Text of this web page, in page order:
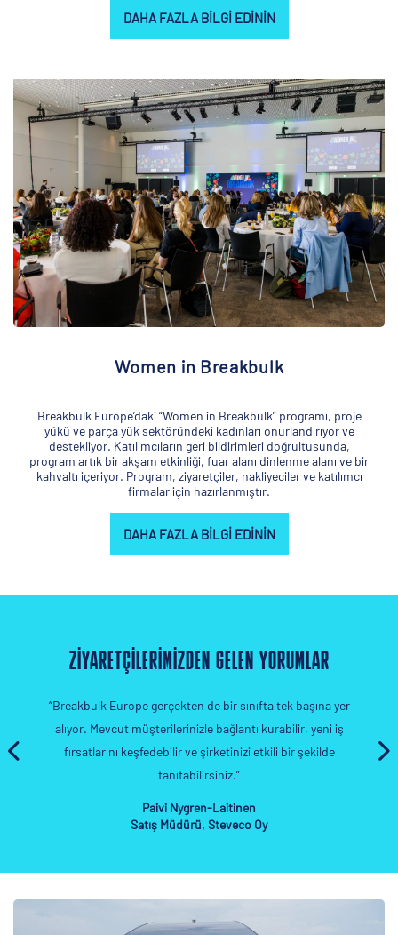
DAHA FAZLA BILGI EDININ
Women in Breakbulk
Breakbulk Europe’daki “Women in Breakbulk” programı, proje
yükü ve parça yük sektöründeki kadınları onurlandırıyor ve
destekliyor. Katılımcıların geri bildirimleri doğrultusunda,
program artık bir akşam etkinliği, fuar alanı dinlenme alanı ve bir
kahvaltı içeriyor. Program, ziyaretçiler, nakliyeciler ve katılımcı
firmalar için hazırlanmıştır.
DAHA FAZLA BILGI EDININ
ZİYARETÇİLERİMİZDEN GELEN YORUMLAR
Paivi Nygren-Laitinen
Satış Müdürü, Steveco Oy
“Breakbulk Europe gerçekten de bir sınıfta tek başına yer
alıyor. Mevcut müşterilerinizle bağlantı kurabilir, yeni iş
fırsatlarını keşfedebilir ve şirketinizi etkili bir şekilde
tanıtabilirsiniz.”